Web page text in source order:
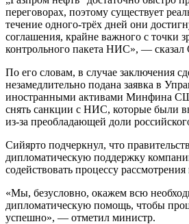
переговорах, поэтому существует
течение одного-трёх дней они
соглашения, крайне важного с точки
контрольного пакета НИС», — сказал
По его словам, в случае заключения
незамедлительно подана заявка в
иностранными активами Минфина
снять санкции с НИС, которые были
из-за преобладающей доли
Сийярто подчеркнул, что
дипломатическую поддержку
содействовать процессу
«Мы, безусловно, окажем всю
дипломатическую помощь, чтобы
успешно», — отметил министр.